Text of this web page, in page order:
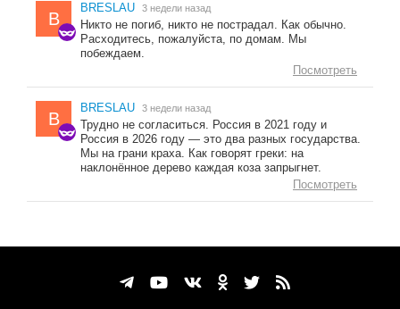
B
BRESLAU 3 недели назад
Никто не погиб, никто не пострадал. Как обычно.
Расходитесь, пожалуйста, по домам. Мы
побеждаем.
Посмотреть
B
BRESLAU 3 недели назад
Трудно не согласиться. Россия в 2021 году и
Россия в 2026 году — это два разных государства.
Мы на грани краха. Как говорят греки: на
наклонённое дерево каждая коза запрыгнет.
Посмотреть